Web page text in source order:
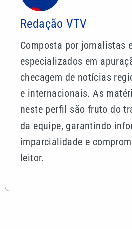
Redação VTV
Composta por jornalistas
especializados em
checagem de notícias
e internacionais. As
neste perfil são fruto do
da equipe, garantindo
imparcialidade e
leitor.